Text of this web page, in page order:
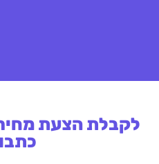
לקבלת הצעת